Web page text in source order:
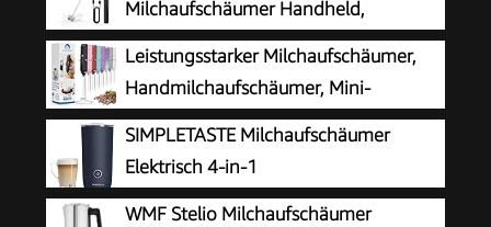
Milchaufschäumer Handheld,
Elektrischer Kaffee-Aufschäumer,
Tragbarer Handaufschäumer, Zauberstab,
Getränkemixer für Matcha Lattes Cappuccino,
Küchengeschenke, Schwarz
Leistungsstarker Milchaufschäumer,
Handmilchaufschäumer, Mini-
Schneebesen-Getränkemischer für
Kaffee, Cappuccino, Latte, Matcha, heiße
Schokolade, mit Ständer, Schwarz
SIMPLETASTE Milchaufschäumer
Elektrisch 4-in-1
WMF Stelio Milchaufschäumer